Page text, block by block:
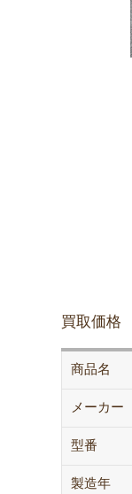
買取価格
商品名
メーカー
型番
製造年